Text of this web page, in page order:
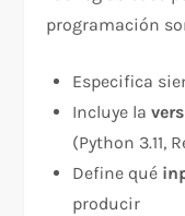
programación
Especifica
Incluye la
(Python 3.11,
Define qué
producir